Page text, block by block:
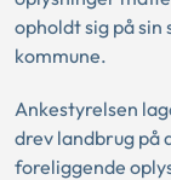
opholdt sig på sin
kommune.
Ankestyrelsen
drev landbrug på
foreliggende